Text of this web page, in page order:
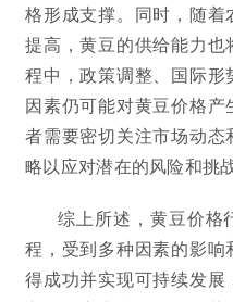
格形成支撑。同时，随
提高，黄豆的供给能力
程中，政策调整、国际
因素仍可能对黄豆价格
者需要密切关注市场动
略以应对潜在的风险和挑战
综上所述，黄豆价格
程，受到多种因素的影
得成功并实现可持续发